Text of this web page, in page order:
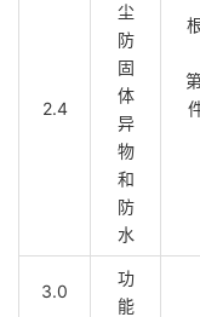
2.4
尘
防
固
体
异
物
和
防
水
3.0
功
能